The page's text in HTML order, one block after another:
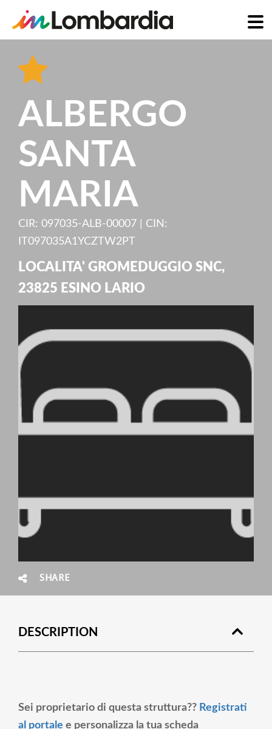
contentALBERGO
SANTA
MARIA
CIR: 097035-ALB-00007 | CIN:
IT097035A1YCZTW2PT
LOCALITA' GROMEDUGGIO SNC,
23825 ESINO LARIO
SHARE
DESCRIPTION
Sei proprietario di questa struttura?? Registrati
al portale e personalizza la tua scheda